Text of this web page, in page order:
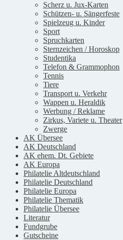
Scherz u. Jux-Karten
Schützen- u. Sängerfeste
Spielzeug u. Kinder
Sport
Spruchkarten
Sternzeichen / Horoskop
Studentika
Telefon & Grammophon
Tennis
Tiere
Transport u. Verkehr
Wappen u. Heraldik
Werbung / Reklame
Zirkus, Variete u. Theater
Zwerge
AK Übersee
AK Deutschland
AK ehem. Dt. Gebiete
AK Europa
Philatelie Altdeutschland
Philatelie Deutschland
Philatelie Europa
Philatelie Thematik
Philatelie Übersee
Literatur
Fundgrube
Gutscheine